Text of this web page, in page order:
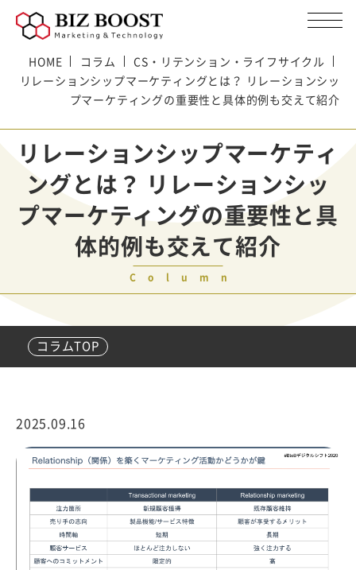
HOME コラム
CS・リテンション・ライフサイクル
リレーションシップマーケティングとは？ リレーションシッ
プマーケティングの重要性と具体的例も交えて紹介
リレーションシップマーケティ
ングとは？ リレーションシッ
プマーケティングの重要性と具
体的例も交えて紹介
Column
コラムTOP
2025.09.16